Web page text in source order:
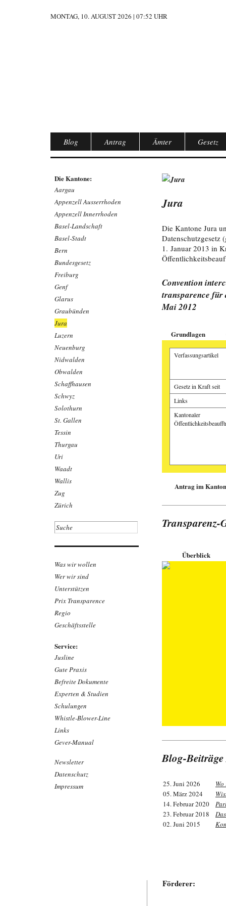
MONTAG, 10. AUGUST 2026 | 07:52 UHR
Blog Antrag Ämter Gesetz
Die Kantone:
Aargau
Appenzell Ausserrhoden
Appenzell Innerrhoden
Basel-Landschaft
Basel-Stadt
Bern
Bundesgesetz
Freiburg
Genf
Glarus
Graubünden
Jura
Luzern
Neuenburg
Nidwalden
Obwalden
Schaffhausen
Schwyz
Solothurn
St. Gallen
Tessin
Thurgau
Uri
Waadt
Wallis
Zug
Zürich
Was wir wollen
Wer wir sind
Unterstützen
Prix Transparence
Regio
Geschäftsstelle
Service:
Jusline
Gute Praxis
Befreite Dokumente
Experten & Studien
Schulungen
Whistle-Blower-Line
Links
Gever-Manual
Newsletter
Datenschutz
Impressum
Jura
Die Kantone Jura
Datenschutzgesetz
1. Januar 2013 in
Convention
transparence für
Mai 2012
Grundlagen
Verfassungsartikel
Gesetz in Kraft seit
Links
Kantonaler
Antrag im
Transparenz-
Überblick
Gifte
wurden, wurde
gestützt auf das
Link zum
Blog-
25. Juni 2026
05. März 2024
14. Februar 2020
23. Februar 2018
02. Juni 2015
Förderer: